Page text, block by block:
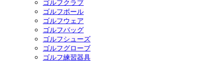
ゴルフクラブ
ゴルフボール
ゴルフウェア
ゴルフバッグ
ゴルフシューズ
ゴルフグローブ
ゴルフ練習器具